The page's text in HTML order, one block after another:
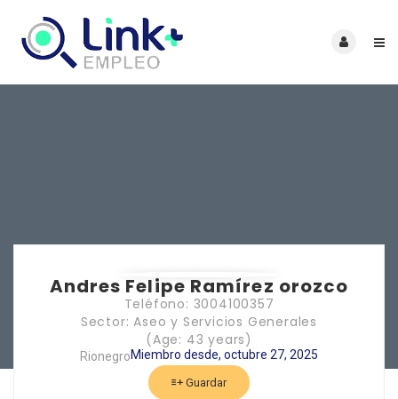
Andres Felipe Ramírez orozco
Teléfono: 3004100357
Sector: Aseo y Servicios Generales
(Age: 43 years)
RionegroMiembro desde, octubre 27, 2025
Guardar